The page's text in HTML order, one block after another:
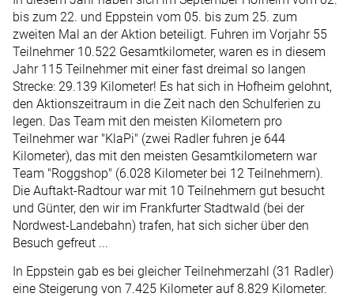
bis zum 22. und Eppstein vom 05. bis zum 25. zum
zweiten Mal an der Aktion beteiligt. Fuhren im Vorjahr 55
Teilnehmer 10.522 Gesamtkilometer, waren es in diesem
Jahr 115 Teilnehmer mit einer fast dreimal so langen
Strecke: 29.139 Kilometer! Es hat sich in Hofheim gelohnt,
den Aktionszeitraum in die Zeit nach den Schulferien zu
legen. Das Team mit den meisten Kilometern pro
Teilnehmer war "KlaPi" (zwei Radler fuhren je 644
Kilometer), das mit den meisten Gesamtkilometern war
Team "Roggshop" (6.028 Kilometer bei 12 Teilnehmern).
Die Auftakt-Radtour war mit 10 Teilnehmern gut besucht
und Günter, den wir im Frankfurter Stadtwald (bei der
Nordwest-Landebahn) trafen, hat sich sicher über den
Besuch gefreut ...
In Eppstein gab es bei gleicher Teilnehmerzahl (31 Radler)
eine Steigerung von 7.425 Kilometer auf 8.829 Kilometer.